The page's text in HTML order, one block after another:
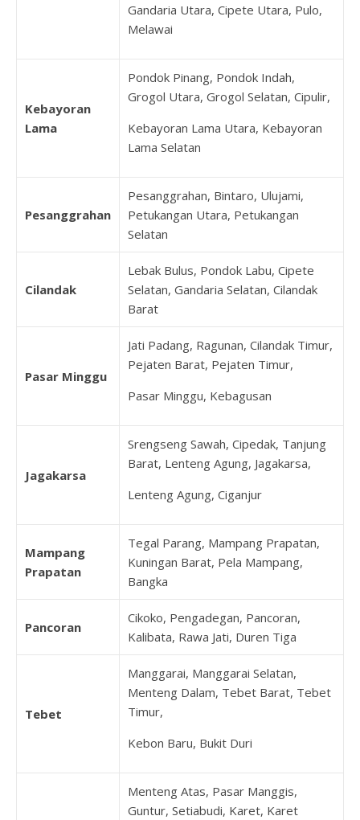
Gandaria Utara, Cipete Utara, Pulo,
Melawai
Kebayoran
Lama
Pondok Pinang, Pondok Indah,
Grogol Utara, Grogol Selatan, Cipulir,
Kebayoran Lama Utara, Kebayoran
Lama Selatan
Pesanggrahan
Pesanggrahan, Bintaro, Ulujami,
Petukangan Utara, Petukangan
Selatan
Cilandak
Lebak Bulus, Pondok Labu, Cipete
Selatan, Gandaria Selatan, Cilandak
Barat
Pasar Minggu
Jati Padang, Ragunan, Cilandak Timur,
Pejaten Barat, Pejaten Timur,
Pasar Minggu, Kebagusan
Jagakarsa
Srengseng Sawah, Cipedak, Tanjung
Barat, Lenteng Agung, Jagakarsa,
Lenteng Agung, Ciganjur
Mampang
Prapatan
Tegal Parang, Mampang Prapatan,
Kuningan Barat, Pela Mampang,
Bangka
Pancoran
Cikoko, Pengadegan, Pancoran,
Kalibata, Rawa Jati, Duren Tiga
Tebet
Manggarai, Manggarai Selatan,
Menteng Dalam, Tebet Barat, Tebet
Timur,
Kebon Baru, Bukit Duri
Menteng Atas, Pasar Manggis,
Guntur, Setiabudi, Karet, Karet